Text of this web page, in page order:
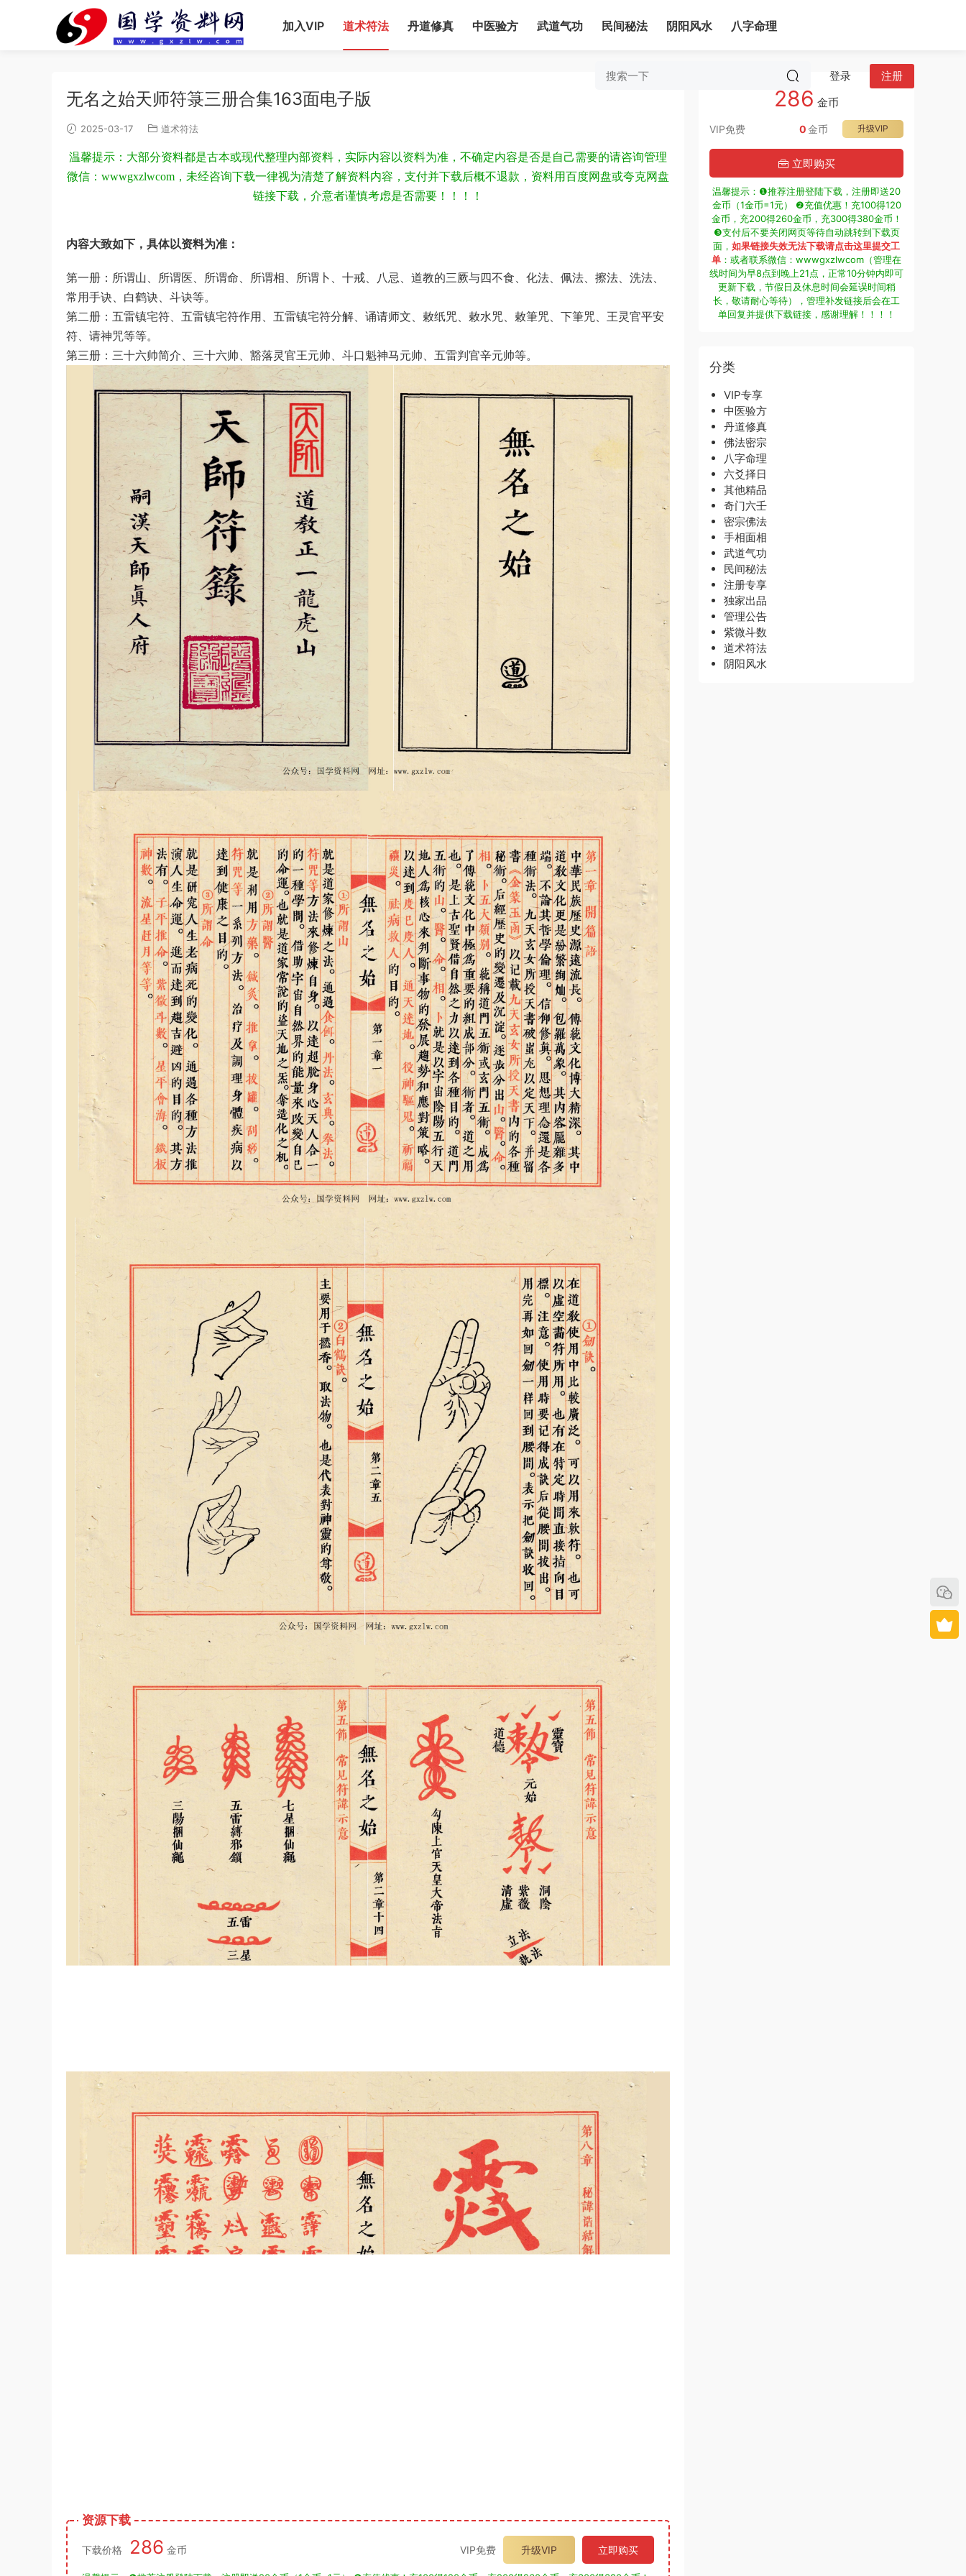
加入VIP 道术符法 丹道修真 中医验方 武道气功 民间秘法 阴阳风水 八字命理
登录 注册
无名之始天师符箓三册合集163面电子版
2025-03-17 道术符法
温馨提示：大部分资料都是古本或现代整理内部资料，实际内容以资料为准，不确定内容是否是自己需要的请咨询管理
微信：wwwgxzlwcom，未经咨询下载一律视为清楚了解资料内容，支付并下载后概不退款，资料用百度网盘或夸克网盘
链接下载，介意者谨慎考虑是否需要！！！！
内容大致如下，具体以资料为准：
第一册：所谓山、所谓医、所谓命、所谓相、所谓卜、十戒、八忌、道教的‮厥三‬与四不食、化法、佩法、擦法、洗法、
常‮手用‬诀、白鹤诀、斗诀等。
第二册：五雷镇宅符、五雷镇‮符宅‬作用、五雷镇‮符宅‬分解、诵请师文、敕纸咒、敕水咒、敕筆咒、下筆咒、王‮官灵‬平安
符、请神‮等咒‬等。
第三册：三十六‮简帅‬介、三十六帅、豁‮灵落‬官王元帅、斗口魁神‮元马‬帅、五‮判雷‬官辛元帅等。
资源下载
下载价格 286 金币 VIP免费 升级VIP 立即购买
286 金币
VIP免费 升级VIP
0金币
立即购买
温馨提示：❶推荐注册登陆下载，注册即送20
金币（1金币=1元） ❷充值优惠！充100得120
金币，充200得260金币，充300得380金币！
❸支付后不要关闭网页等待自动跳转到下载页
面， 如果链接失效无法下载请点击这里提交工
单 ：或者联系微信：wwwgxzlwcom（管理在
线时间为早8点到晚上21点，正常10分钟内即可
更新下载，节假日及休息时间会延误时间稍
长，敬请耐心等待），管理补发链接后会在工
单回复并提供下载链接，感谢理解！！！！
分类
VIP专享
中医验方
丹道修真
佛法密宗
八字命理
六爻择日
其他精品
奇门六壬
密宗佛法
手相面相
武道气功
民间秘法
注册专享
独家出品
管理公告
紫微斗数
道术符法
阴阳风水